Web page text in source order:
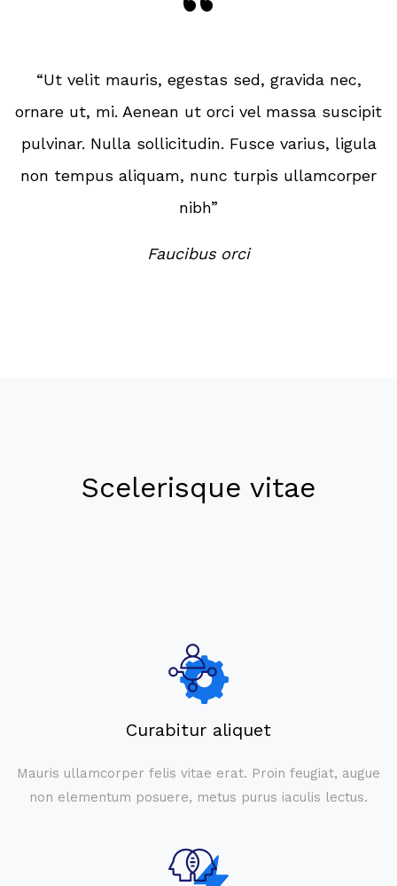
“Ut velit mauris, egestas sed, gravida nec,
ornare ut, mi. Aenean ut orci vel massa suscipit
pulvinar. Nulla sollicitudin. Fusce varius, ligula
non tempus aliquam, nunc turpis ullamcorper
nibh”
Faucibus orci
Scelerisque vitae
Curabitur aliquet
Mauris ullamcorper felis vitae erat. Proin feugiat, augue
non elementum posuere, metus purus iaculis lectus.